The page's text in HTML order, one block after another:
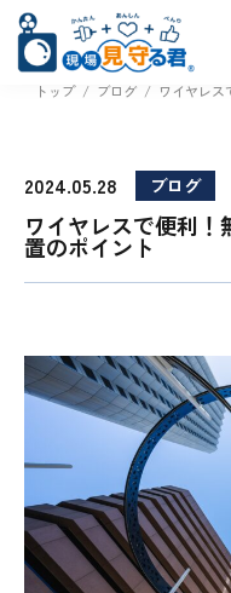
トップ / ブログ / ワイヤレ
2024.05.28 ブログ
ワイヤレスで便利
置のポイント